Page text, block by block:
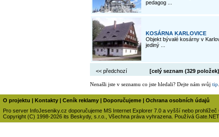
pedagog ...
KOSÁRNA KARLOVICE
Objekt bývalé kosárny v
jediný ...
<< předchozí [celý seznam (329 položek
Nenašli jste v seznamu co jste hledali? Dejte nám svůj tip
O projektu | Kontakty | Ceník reklamy | Doporučujeme | Ochrana osobních údajů
Pro server InfoJeseniky.cz doporučujeme MS Internet Explorer 7.0 a vyšší nebo prohlížeč
Copyright (C) 1998-2026 its Beskydy, s.r.o., Všechna práva vyhrazena. Používá